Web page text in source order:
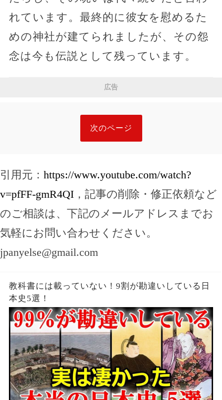
れています。最終的に彼女を慰めるた
めの神社が建てられましたが、その怨
念は今も伝説として残っています。
広告
次のページ
引用元： https://www.youtube.com/watch?
v=pfFF-gmR4QI ，記事の削除・修正依頼など
のご相談は、下記のメールアドレスまでお
気軽にお問い合わせください。
jpanyelse@gmail.com
教科書には載っていない！9割が勘違いしている日
本史5選！